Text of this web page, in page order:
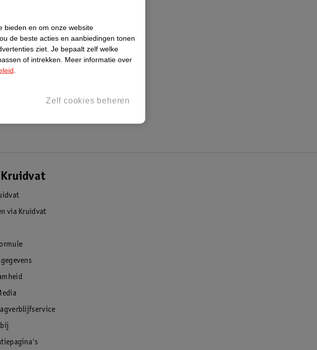
Kruidvat
via Kruidvat
bieden en om onze website
de beste acties en aanbiedingen tonen
ziet. Je bepaalt zelf welke
of intrekken.
Meer informatie over
Zelf cookies beheren